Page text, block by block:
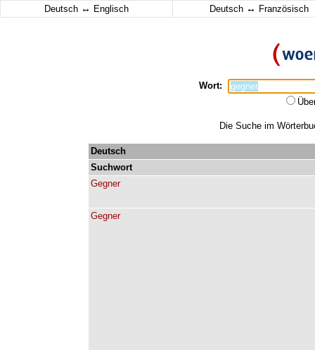
Deutsch ↔ Englisch Deutsch ↔ Französisch
Wort:
Die Suche im
Deutsch
Suchwort
Gegner
Gegner